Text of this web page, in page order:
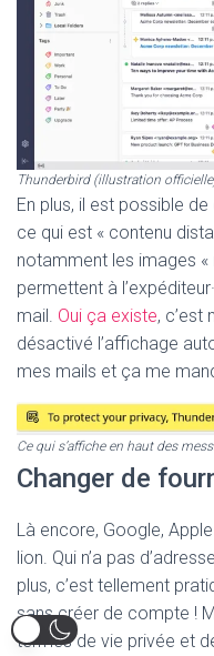
Thunderbird (illustration
En plus, il est possible
ce qui est « contenu
notamment les images
permettent à
mail. Oui ça existe, c’est
désactivé l’affichage
mes mails et ça me
Ce qui s’affiche en haut des
Changer de
Là encore, Google,
lion. Qui n’a pas
plus, c’est tellement
sans créer de compte !
termes de vie privée et